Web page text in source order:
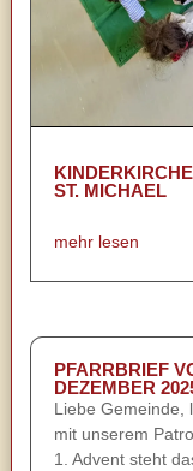
ST. MICHAEL
mehr lesen
PFARRBRIEF
DEZEMBER
Liebe Gemeinde,
mit unserem
1. Advent steht